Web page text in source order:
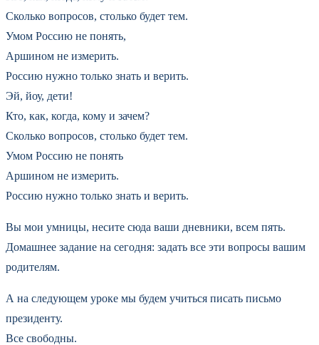
Сколько вопросов, столько будет тем.
Умом Россию не понять,
Аршином не измерить.
Россию нужно только знать и верить.
Эй, йоу, дети!
Кто, как, когда, кому и зачем?
Сколько вопросов, столько будет тем.
Умом Россию не понять
Аршином не измерить.
Россию нужно только знать и верить.
Вы мои умницы, несите сюда ваши дневники, всем пять.
Домашнее задание на сегодня: задать все эти вопросы вашим
родителям.
А на следующем уроке мы будем учиться писать письмо
президенту.
Все свободны.